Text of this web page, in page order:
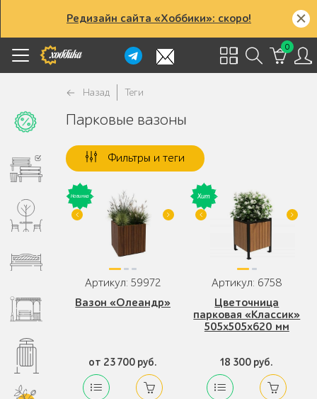
Редизайн сайта «Хоббики»: скоро!
0
Назад Теги
Парковые вазоны
Фильтры и теги
Артикул: 59972
Вазон «Олеандр»
от 23 700 руб.
Артикул: 6758
Цветочница
парковая «Классик»
505x505x620 мм
18 300 руб.